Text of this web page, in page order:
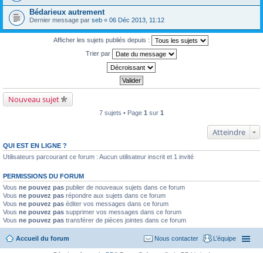
Bédarieux autrement
Dernier message par seb « 06 Déc 2013, 11:12
Afficher les sujets publiés depuis :
Trier par
Nouveau sujet
7 sujets • Page 1 sur 1
Atteindre
QUI EST EN LIGNE ?
Utilisateurs parcourant ce forum : Aucun utilisateur inscrit et 1 invité
PERMISSIONS DU FORUM
Vous ne pouvez pas publier de nouveaux sujets dans ce forum
Vous ne pouvez pas répondre aux sujets dans ce forum
Vous ne pouvez pas éditer vos messages dans ce forum
Vous ne pouvez pas supprimer vos messages dans ce forum
Vous ne pouvez pas transférer de pièces jointes dans ce forum
Accueil du forum L’équipe
Nous contacter